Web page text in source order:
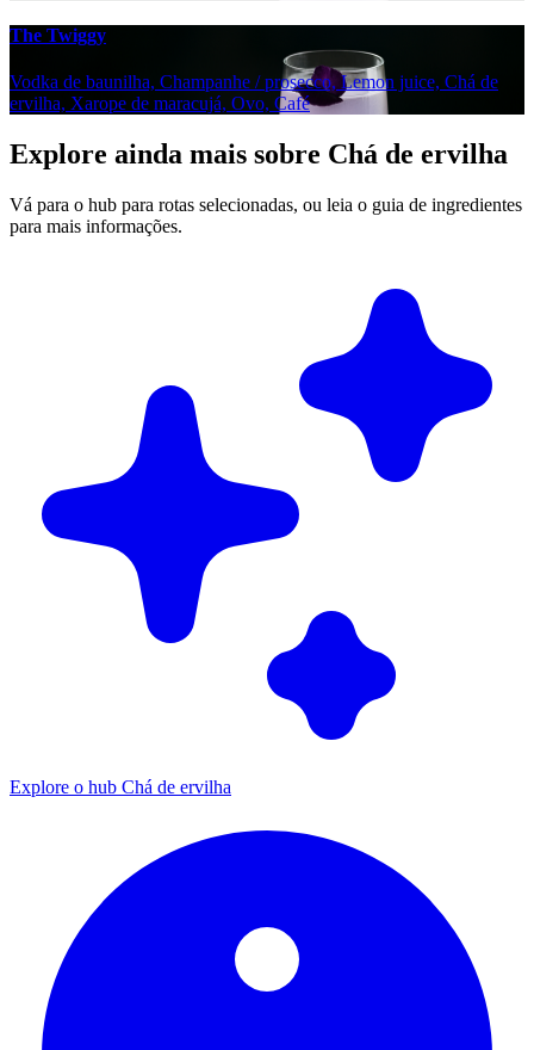
The Twiggy
Vodka de baunilha, Champanhe / prosecco, Lemon juice, Chá de
ervilha, Xarope de maracujá, Ovo, Café
Explore ainda mais sobre Chá de ervilha
Vá para o hub para rotas selecionadas, ou leia o guia de ingredientes
para mais informações.
Explore o hub Chá de ervilha